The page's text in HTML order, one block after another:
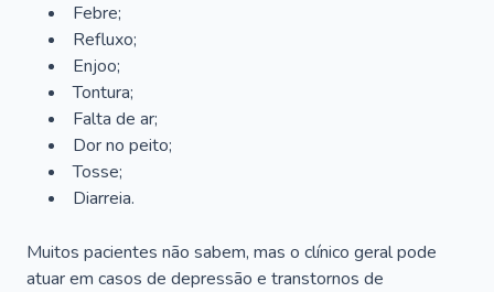
Febre;
Refluxo;
Enjoo;
Tontura;
Falta de ar;
Dor no peito;
Tosse;
Diarreia.
Muitos pacientes não sabem, mas o clínico geral pode
atuar em casos de depressão e transtornos de